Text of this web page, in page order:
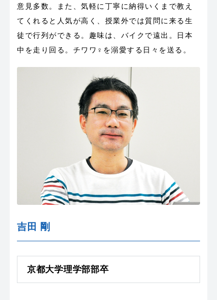
意見多数。また、気軽に丁寧に納得いくまで教え
てくれると人気が高く、授業外では質問に来る生
徒で行列ができる。趣味は、バイクで遠出。日本
中を走り回る。チワワ♀を溺愛する日々を送る。
吉田 剛
京都大学理学部部卒